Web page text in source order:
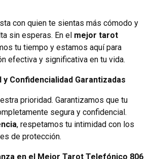
con quien te sientas más cómodo y
sin esperas. En el mejor tarot
tu tiempo y estamos aquí para
efectiva y significativa en tu vida.
y Confidencialidad Garantizadas
prioridad. Garantizamos que tu
segura y confidencial.
, respetamos tu intimidad con los
de protección.
en el Mejor Tarot Telefónico 806